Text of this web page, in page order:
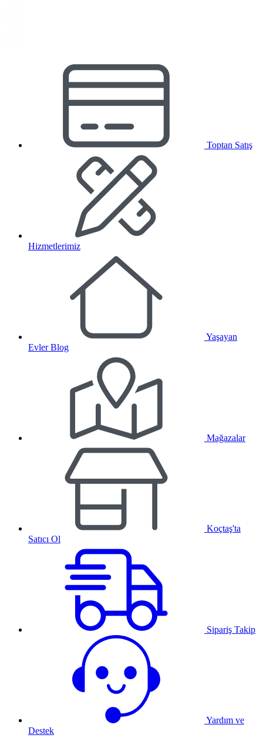
Toptan Satış
Hizmetlerimiz
Yaşayan
Evler Blog
Mağazalar
Koçtaş'ta
Satıcı Ol
Sipariş Takip
Yardım ve
Destek